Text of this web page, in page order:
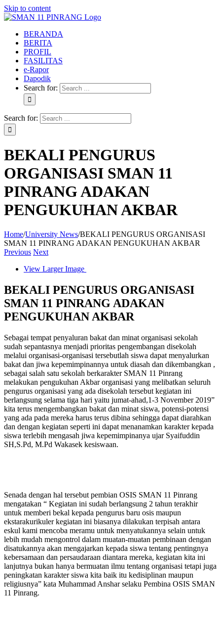
Skip to content
BERANDA
BERITA
PROFIL
FASILITAS
e-Rapor
Dapodik
Search for:
Search for:
BEKALI PENGURUS
ORGANISASI SMAN 11
PINRANG ADAKAN
PENGUKUHAN AKBAR
Home/University News/BEKALI PENGURUS ORGANISASI
SMAN 11 PINRANG ADAKAN PENGUKUHAN AKBAR
Previous Next
View Larger Image
BEKALI PENGURUS ORGANISASI
SMAN 11 PINRANG ADAKAN
PENGUKUHAN AKBAR
Sebagai tempat penyaluran bakat dan minat organisasi sekolah
sudah sepantasnya menjadi prioritas pengembangan disekolah
melalui organisasi-organisasi tersebutlah siswa dapat menyalurkan
bakat dan jiwa kepemimpinannya untuk diasah dan dikembangkan ,
sebagai salah satu sekolah berkarakter SMAN 11 Pinrang
melakukan pengukuhan Akbar organisasi yang melibatkan seluruh
pengurus organisasi yang ada disekolah tersebut kegiatan ini
berlangsung selama tiga hari yaitu jumat-ahad,1-3 November 2019”
kita terus mengembangkan bakat dan minat siswa, potensi-potensi
yang ada pada mereka harus terus dibina sehingga dapat diarahkan
dan dengan kegiatan seperti ini dapat menanamkan karakter kepada
siswa terlebih mengasah jiwa kepemimpinanya ujar Syaifuddin
SH,S.Pd, M.Pd Wakasek kesiswaan.
Senada dengan hal tersebut pembian OSIS SMAN 11 Pinrang
mengatakan “ Kegiatan ini sudah berlangsung 2 tahun terakhir
untuk memberi bekal kepada pengurus baru osis maupun
ekstarakurikuler kegiatan ini biasanya dilakukan terpisah antara
eskul kami mencoba meramu untuk menyatukannya selain untuk
lebih mudah mengontrol dalam muatan-muatan pembinaan dengan
disatukannya akan mengajarkan kepada siswa tentang pentingnya
kebersamaan dan persaudaraan diantara mereka, kegiatan kita ini
lanjutnya bukan hanya bermuatan ilmu tentang organisasi tetapi juga
peningkatan karakter siswa kita baik itu kedisiplinan maupun
religiusnya” kata Muhammad Anshar selaku Pembina OSIS SMAN
11 Pinrang.